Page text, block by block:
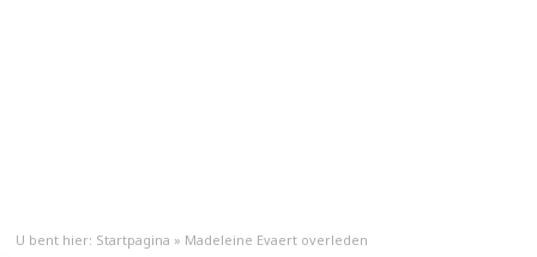
U bent hier: Startpagina » Madeleine Evaert overleden